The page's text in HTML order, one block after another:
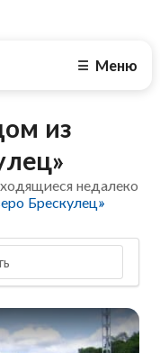
☰ Меню
из
недалеко
Брескулец»